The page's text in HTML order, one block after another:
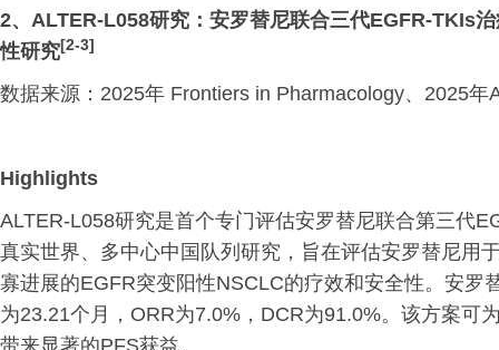
2、ALTER-L058研究：安罗替尼联合三代EGFR-TKIs
性研究[2-3]
数据来源：2025年 Frontiers in Pharmacology、2025年
Highlights
ALTER-L058研究是首个专门评估安罗替尼联合第三代
真实世界、多中心中国队列研究，旨在评估安罗替尼用
寡进展的EGFR突变阳性NSCLC的疗效和安全性。安罗
为23.21个月，ORR为7.0%，DCR为91.0%。该方案可
带来显著的PFS获益。